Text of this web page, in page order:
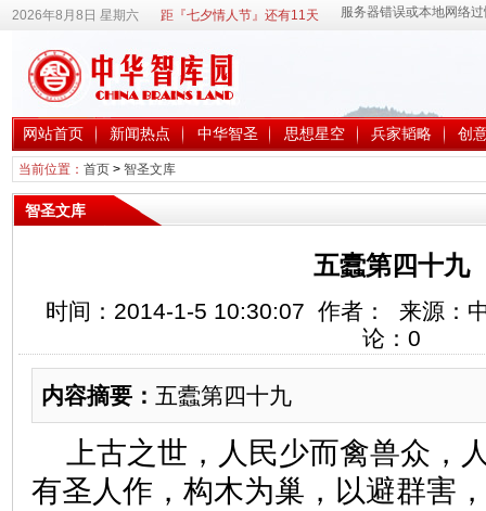
2026年8月8日 星期六 距『七夕情人节』还有11天
网站首页 新闻热点 中华智圣 思想星空 兵家韬略 创
当前位置： 首页> 智圣文库
智圣文库
五蠹第四十九
时间：2014-1-5 10:30:07 作者： 来源：
论： 0
内容摘要： 五蠹第四十九
上古之世，人民少而禽兽众，
有圣人作，构木为巢，以避群害